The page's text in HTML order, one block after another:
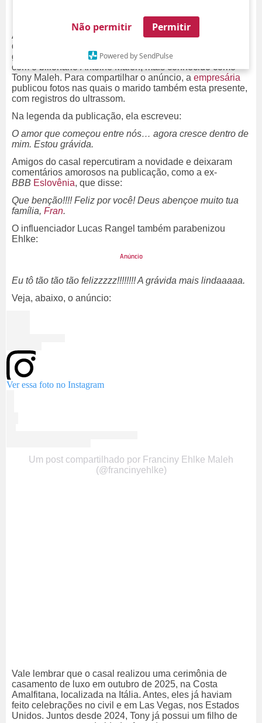
Não permitir Permitir
Powered by SendPulse
A influenciadora Franciny Ehlke anunciou neste
domingo, dia 26, em seu perfil do
gravida de seu primeiro filho, fruto do relacionamento
com o bilionário Antoine Maleh, mais conhecido como
Tony Maleh. Para compartilhar o anúncio, a empresária
publicou fotos nas quais o marido também esta presente,
com registros do ultrassom.
Na legenda da publicação, ela escreveu:
O amor que começou entre nós… agora cresce dentro de
mim. Estou grávida.
Amigos do casal repercutiram a novidade e deixaram
comentários amorosos na publicação, como a ex-
BBB Eslovênia, que disse:
Que benção!!!! Feliz por você! Deus abençoe muito tua
família, Fran.
O influenciador Lucas Rangel também parabenizou
Ehlke:
Eu tô tão tão tão felizzzzz!!!!!!!! A grávida mais lindaaaaa.
Veja, abaixo, o anúncio:
Ver essa foto no Instagram
Um post compartilhado por Franciny Ehlke Maleh
(@francinyehlke)
Vale lembrar que o casal realizou uma cerimônia de
casamento de luxo em outubro de 2025, na Costa
Amalfitana, localizada na Itália. Antes, eles já haviam
feito celebrações no civil e em Las Vegas, nos Estados
Unidos. Juntos desde 2024, Tony já possui um filho de